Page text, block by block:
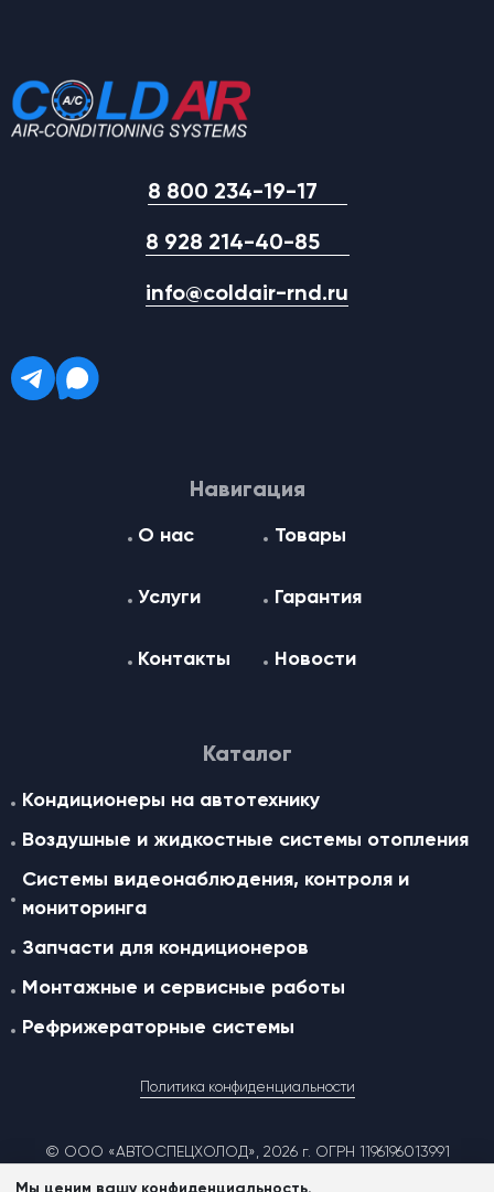
8 800 234-19-17
8 928 214-40-85
info@coldair-rnd.ru
Навигация
О нас Товары
Услуги Гарантия
Контакты Новости
Каталог
Кондиционеры на автотехнику
Воздушные и жидкостные cистемы отопления
Системы видеонаблюдения, контроля и
мониторинга
Запчасти для кондиционеров
Монтажные и сервисные работы
Рефрижераторные системы
© ООО «АВТОСПЕЦХОЛОД», 2026 г. ОГРН 1196196013991
Политика конфиденциальности